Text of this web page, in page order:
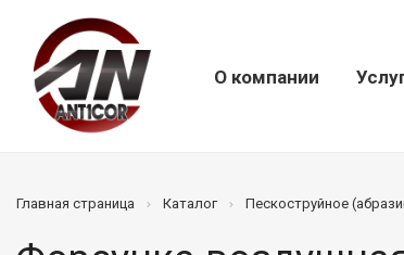
О компании
Главная страница Каталог Пескоструйное